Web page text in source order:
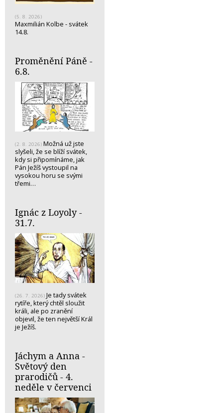
(5. 8. 2026)
Maxmilián Kolbe - svátek
14.8.
Proměnění Páně -
6.8.
(2. 8. 2026) Možná už jste
slyšeli, že se blíží svátek,
kdy si připomínáme, jak
Pán Ježíš vystoupil na
vysokou horu se svými
třemi…
Ignác z Loyoly -
31.7.
(26. 7. 2026) Je tady svátek
rytíře, který chtěl sloužit
králi, ale po zranění
objevil, že ten největší Král
je Ježíš.
Jáchym a Anna -
Světový den
prarodičů - 4.
neděle v červenci